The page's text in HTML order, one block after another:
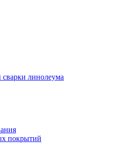
линолеума
покрытий